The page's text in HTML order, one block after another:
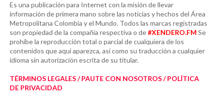
Es una publicación para Internet con la misión de llevar
información de primera mano sobre las noticias y hechos del Área
Metropolitana Colombia y el Mundo. Todos las marcas registradas
son propiedad de la compañía respectiva o de#XENDERO.FM Se
prohíbe la reproducción total o parcial de cualquiera de los
contenidos que aquí aparezca, así como su traducción a cualquier
idioma sin autorización escrita de su titular.
TÉRMINOS LEGALES / PAUTE CON NOSOTROS / POLÍTICA
DE PRIVACIDAD